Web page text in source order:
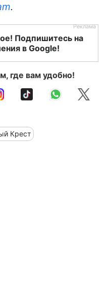
.
Подпишитесь на
в Google!
где вам удобно!
Крест